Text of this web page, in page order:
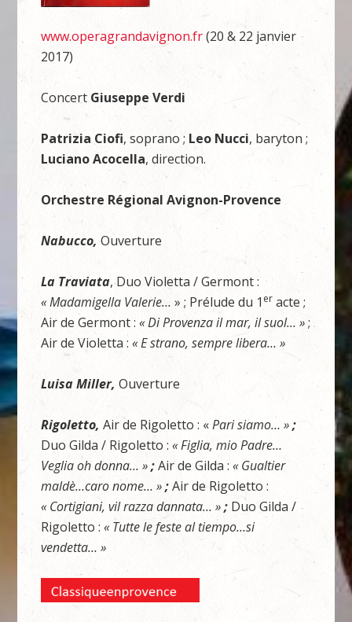
www.operagrandavignon.fr(20 & 22 janvier
2017)
Concert Giuseppe Verdi
Patrizia Ciofi, soprano ; Leo Nucci, baryton ;
Luciano Acocella, direction.
Orchestre Régional Avignon-Provence
Nabucco, Ouverture
La Traviata, Duo Violetta / Germont :
« Madamigella Valerie…» ; Prélude du 1er acte ;
Air de Germont :« Di Provenza il mar, il suol… »;
Air de Violetta :« E strano, sempre libera… »
Luisa Miller,Ouverture
Rigoletto,Air de Rigoletto : «Pari siamo… »;
Duo Gilda / Rigoletto :« Figlia, mio Padre…
Veglia oh donna… »;Air de Gilda :« Gualtier
maldè…caro nome… »;Air de Rigoletto :
« Cortigiani, vil razza dannata… »; Duo Gilda /
Rigoletto :« Tutte le feste al tiempo…si
vendetta… »